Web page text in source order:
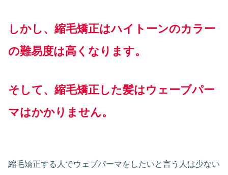
しかし、縮毛矯正はハイトーンのカラー
の難易度は高くなります。
そして、縮毛矯正した髪はウェーブパー
マはかかりません。
縮毛矯正する人でウェブパーマをしたいと言う人は少ない